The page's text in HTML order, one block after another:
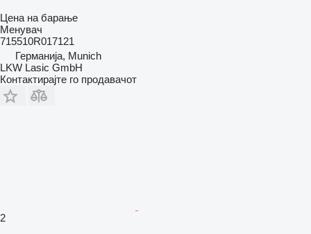
Цена на барање
Менувач
715510R017121
Германија, Munich
LKW Lasic GmbH
Контактирајте го продавачот
2